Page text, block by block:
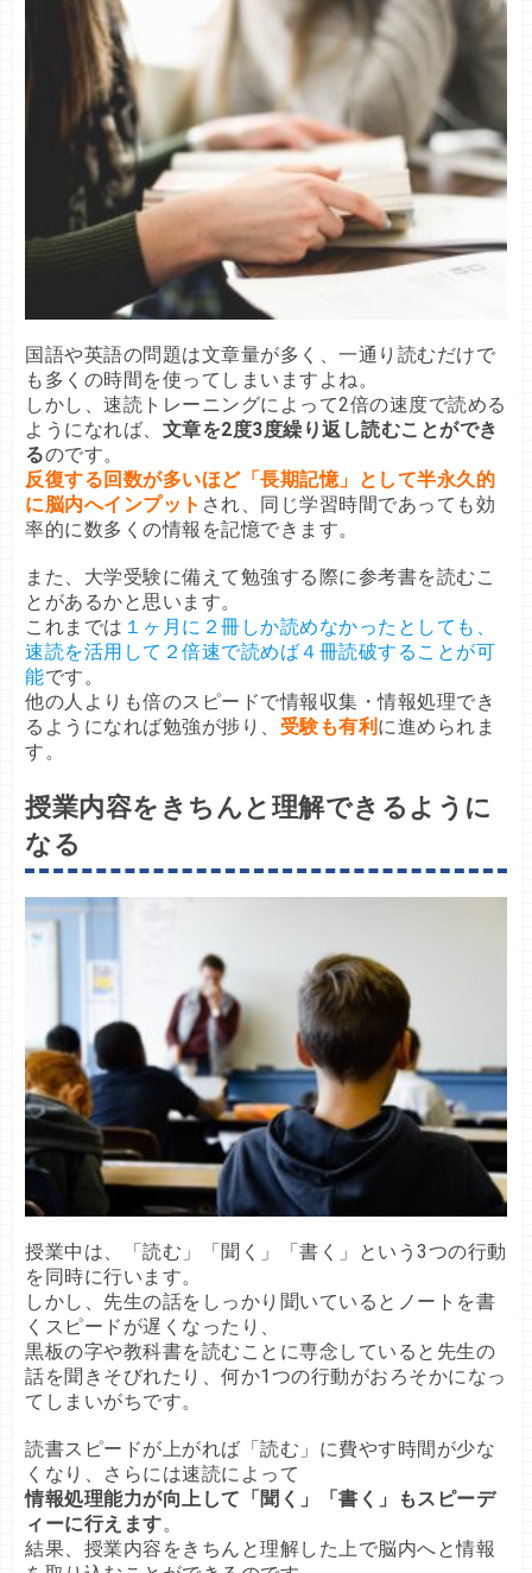
国語や英語の問題は文章量が多く、一通り読むだけで
も多くの時間を使ってしまいますよね。
しかし、速読トレーニングによって2倍の速度で読める
ようになれば、 文章を2度3度繰り返し読むことができ
る
反復する回数が多いほど「長期記憶」として半永久的
に脳内へインプット され、同じ学習時間であっても効
率的に数多くの情報を記憶できます。
また、大学受験に備えて勉強する際に参考書を読むこ
とがあるかと思います。
これまでは １ヶ月に２冊しか読めなかったとしても、
速読を活用して２倍速で読めば４冊読破することが可
能です。
他の人よりも倍のスピードで情報収集・情報処理でき
るようになれば勉強が捗り、 受験も有利 に進められま
す。
授業内容をきちんと理解できるように
なる
授業中は、「読む」「聞く」「書く」という3つの行動
を同時に行います。
しかし、先生の話をしっかり聞いているとノートを書
くスピードが遅くなったり、
黒板の字や教科書を読むことに専念していると先生の
話を聞きそびれたり、何か1つの行動がおろそかになっ
てしまいがちです。
読書スピードが上がれば「読む」に費やす時間が少な
情報処理能力が向上して「聞く」「書く」もスピーデ
ィーに行えます。
結果、授業内容をきちんと理解した上で脳内へと情報